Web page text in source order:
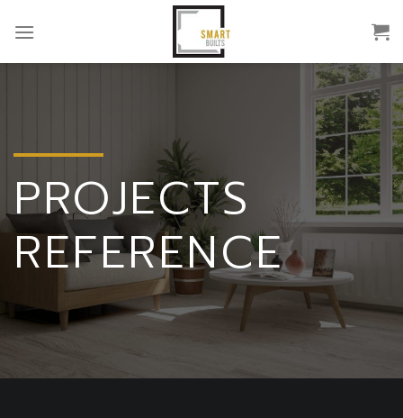
PROJECTS
REFERENCE